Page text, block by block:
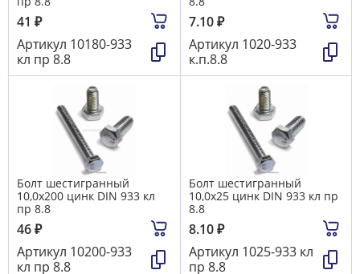
41 ₽
Артикул 10180-933
кл пр 8.8
7.10₽
Артикул 1020-933
к.п.8.8
Болт шестигранный
10,0х200 цинк DIN 933 кл
пр 8.8
46₽
Артикул 10200-933
кл пр 8.8
Болт шестигранный
10,0х25 цинк DIN 933 кл пр
8.8
8.10₽
Артикул 1025-933 кл
пр 8.8